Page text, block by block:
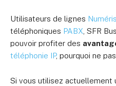
Utilisateurs de lignes Numéris
téléphoniques PABX , SFR
pouvoir profiter des
téléphonie IP, pourquoi ne
Si vous utilisez actuellement